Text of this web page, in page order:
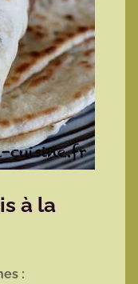
à la
: